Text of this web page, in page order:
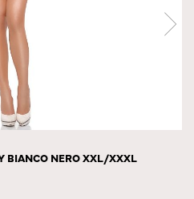
BIANCO NERO XXL/XXXL